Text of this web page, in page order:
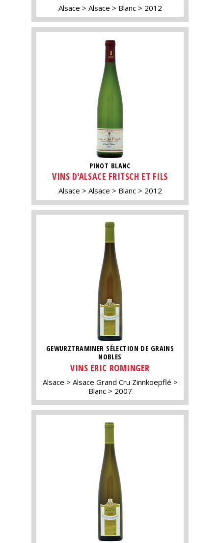
Alsace Alsace Blanc 2012
PINOT BLANC
VINS D'ALSACE FRITSCH ET FILS
Alsace Alsace Blanc 2012
GEWURZTRAMINER SÉLECTION DE GRAINS
NOBLES
VINS ERIC ROMINGER
Alsace
Alsace Grand Cru Zinnkoepflé
Blanc
2007